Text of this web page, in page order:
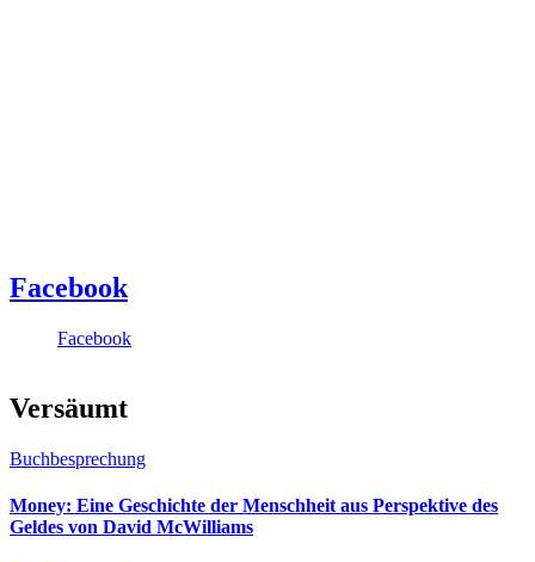
Facebook
Facebook
Versäumt
Buchbesprechung
Money: Eine Geschichte der Menschheit aus Perspektive des
Geldes von David McWilliams